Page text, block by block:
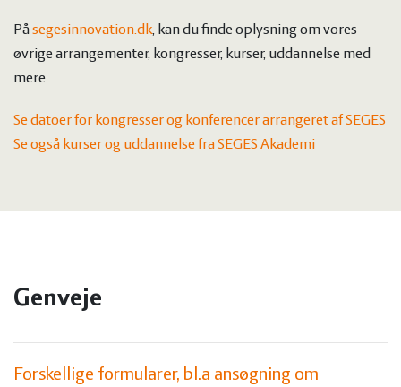
Påsegesinnovation.dk, kan du finde oplysning om vores
øvrige arrangementer, kongresser, kurser, uddannelse med
mere.
Se datoer for kongresser og konferencer arrangeret af SEGES
Se også kurser og uddannelse fra SEGES Akademi
Genveje
Forskellige formularer, bl.a ansøgning om